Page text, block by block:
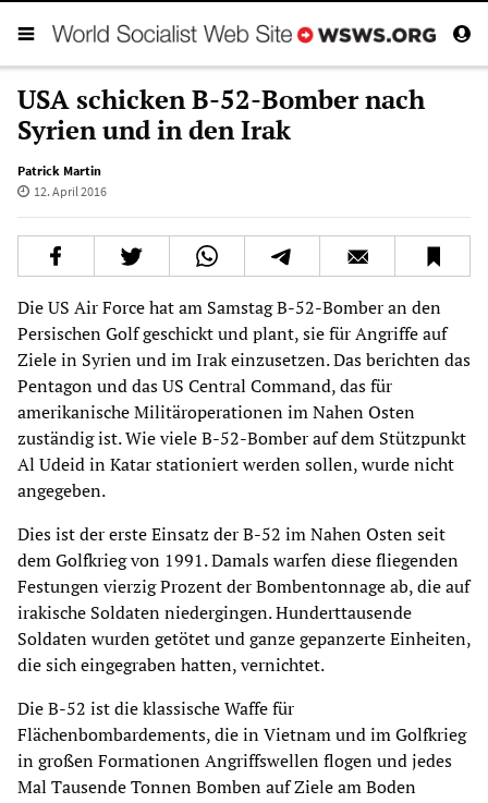
USA schicken B-52-Bomber nach
Syrien und in den Irak
Patrick Martin
12. April 2016
Die US Air Force hat am Samstag B-52-Bomber an den
Persischen Golf geschickt und plant, sie für Angriffe auf
Ziele in Syrien und im Irak einzusetzen. Das berichten das
Pentagon und das US Central Command, das für
amerikanische Militäroperationen im Nahen Osten
zuständig ist. Wie viele B-52-Bomber auf dem Stützpunkt
Al Udeid in Katar stationiert werden sollen, wurde nicht
angegeben.
Dies ist der erste Einsatz der B-52 im Nahen Osten seit
dem Golfkrieg von 1991. Damals warfen diese fliegenden
Festungen vierzig Prozent der Bombentonnage ab, die auf
irakische Soldaten niedergingen. Hunderttausende
Soldaten wurden getötet und ganze gepanzerte Einheiten,
die sich eingegraben hatten, vernichtet.
Die B-52 ist die klassische Waffe für
Flächenbombardements, die in Vietnam und im Golfkrieg
in großen Formationen Angriffswellen flogen und jedes
Mal Tausende Tonnen Bomben auf Ziele am Boden